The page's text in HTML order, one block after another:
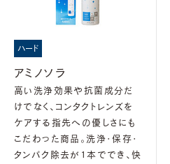
ハード
アミノソラ
高い洗浄効果や抗菌成分だ
けでなく、コンタクトレンズを
ケアする指先への優しさにも
こだわった商品。洗浄・保存・
タンパク除去が1本ででき、快